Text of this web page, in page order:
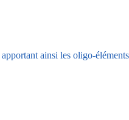
ainsi les oligo-